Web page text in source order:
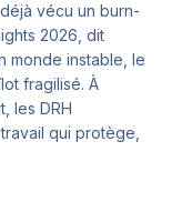
vécu un burn-
2026, dit
monde instable, le
fragilisé. À
les DRH
qui protège,